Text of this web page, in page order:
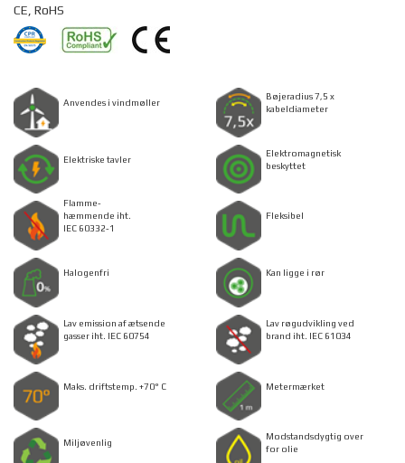
CE, RoHS
Anvendes i vindmøller
Bøjeradius 7,5 x
kabeldiameter
Elektriske tavler
Elektromagnetisk
beskyttet
Flamme-
hæmmende iht.
IEC 60332-1
Fleksibel
Halogenfri Kan ligge i rør
Lav emission af ætsende
gasser iht. IEC 60754
Lav røgudvikling ved
brand iht. IEC 61034
Maks. driftstemp. +70° C Metermærket
Miljøvenlig
Modstandsdygtig over
for olie